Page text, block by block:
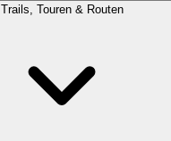
Trails, Touren & Routen